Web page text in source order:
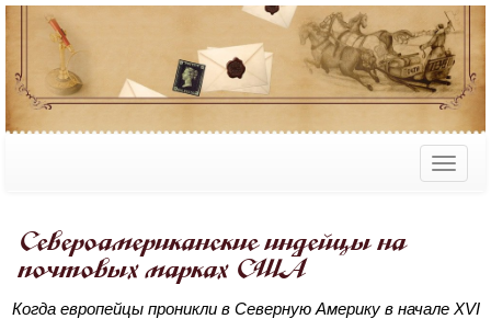
Североамериканские индейцы на
почтовых марках США
Когда европейцы проникли в Северную Америку в начале XVI